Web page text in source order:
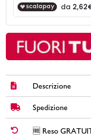
pcard
Gift card
Descrizione
Cappellino nero unisex
elegante, perfetto per
adidas in bianco si
Spedizione
✅ Spedizione Standard
🆓 Reso